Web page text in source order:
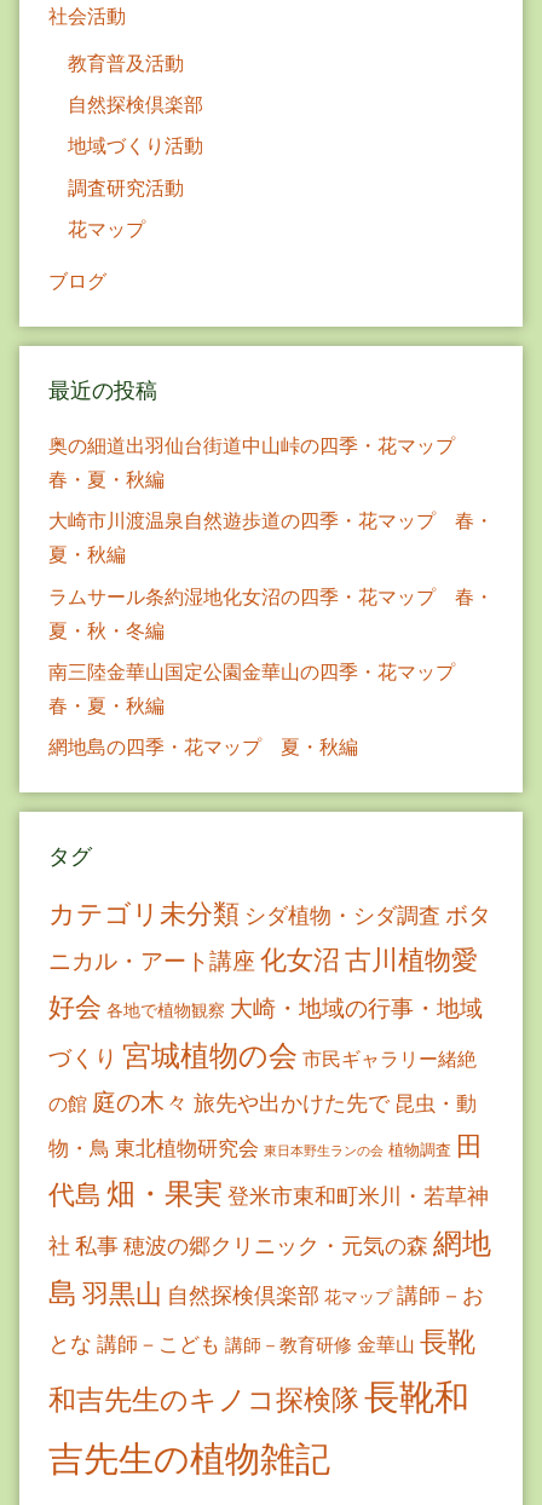
社会活動
教育普及活動
自然探検倶楽部
地域づくり活動
調査研究活動
花マップ
ブログ
最近の投稿
奥の細道出羽仙台街道中山峠の四季・花マップ
春・夏・秋編
大崎市川渡温泉自然遊歩道の四季・花マップ 春・
夏・秋編
ラムサール条約湿地化女沼の四季・花マップ 春・
夏・秋・冬編
南三陸金華山国定公園金華山の四季・花マップ
春・夏・秋編
網地島の四季・花マップ 夏・秋編
タグ
カテゴリ未分類 シダ植物・シダ調査 ボタ
ニカル・アート講座 化女沼古川植物愛
好会 各地で植物観察 大崎・地域の行事・地域
づくり 宮城植物の会 市民ギャラリー緒絶
の館 庭の木々 旅先や出かけた先で 昆虫・動
物・鳥 東北植物研究会 東日本野生ランの会 植物調査 田
代島 畑・果実 登米市東和町米川・若草神
社 私事穂波の郷クリニック・元気の森 網地
島 羽黒山 自然探検倶楽部 花マップ 講師－お
とな 講師－こども 講師－教育研修 金華山 長靴
和吉先生のキノコ探検隊長靴和
吉先生の植物雑記